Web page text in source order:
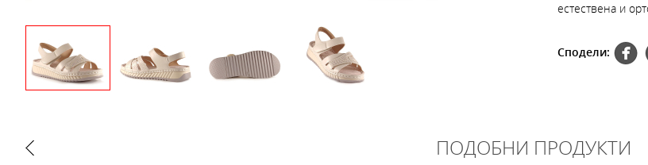
естествена и
Сподели:
ПОДОБНИ ПРОДУКТИ